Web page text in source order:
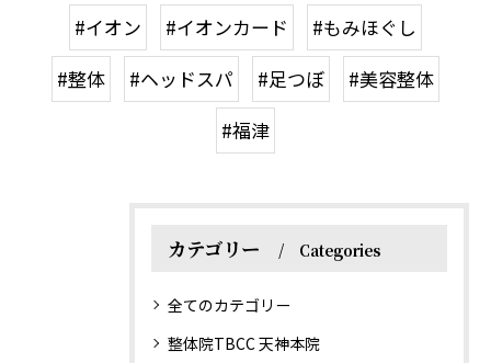
#イオン #イオンカード
#もみほぐし
#整体
#ヘッドスパ #足つぼ
#美容整体
#福津
カテゴリー Categories
全てのカテゴリー
整体院TBCC 天神本院